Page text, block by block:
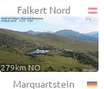
Falkert Nord
279km NO
Marquartstein